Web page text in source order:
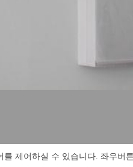
를 제어하실 수 있습니다. 좌우버